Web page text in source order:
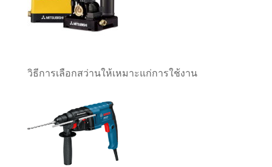
วิธีการเลือกสว่านให้เหมาะแก่การใช้งาน